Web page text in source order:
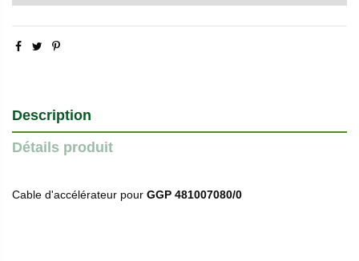
Description
Détails produit
Cable d'accélérateur pour GGP 481007080/0